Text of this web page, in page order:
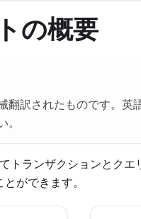
の概要
翻訳されたものです。英
トランザクションとク
ができます。